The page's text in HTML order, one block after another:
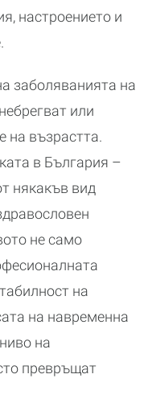
настроението и
заболяванията на
или
на възрастта.
в България –
някакъв вид
не само
на
на навременна
на
превръщат